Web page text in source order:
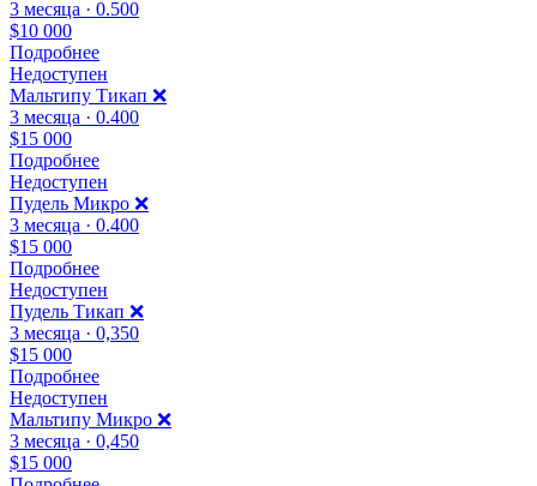
3 месяца · 0.500
$10 000
Подробнее
Недоступен
Мальтипу Тикап ❌
3 месяца · 0.400
$15 000
Подробнее
Недоступен
Пудель Микро ❌
3 месяца · 0.400
$15 000
Подробнее
Недоступен
Пудель Тикап ❌
3 месяца · 0,350
$15 000
Подробнее
Недоступен
Мальтипу Микро ❌
3 месяца · 0,450
$15 000